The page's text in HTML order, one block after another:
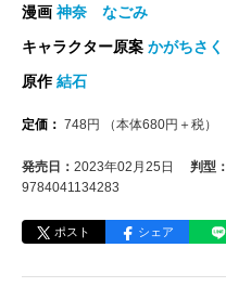
漫画 神奈 なごみ
キャラクター原案 かがちさく
原作結石
定価： 748円 （本体680円＋税）
発売日： 2023年02月25日 判型：
9784041134283
ポスト シェア